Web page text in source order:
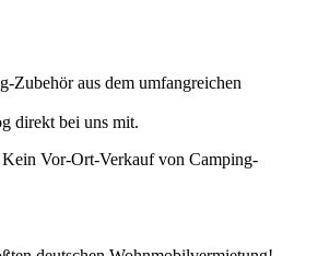
Zubehör aus dem umfangreichen
direkt bei uns mit.
Vor-Ort-Verkauf von Camping-